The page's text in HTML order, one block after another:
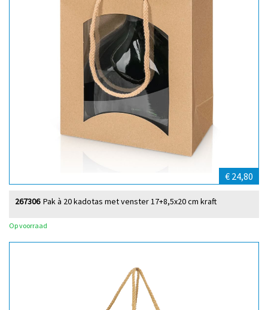
€ 24,80
Pak à 20 kadotas met venster 17+8,5x20 cm kraft
267306
Op voorraad